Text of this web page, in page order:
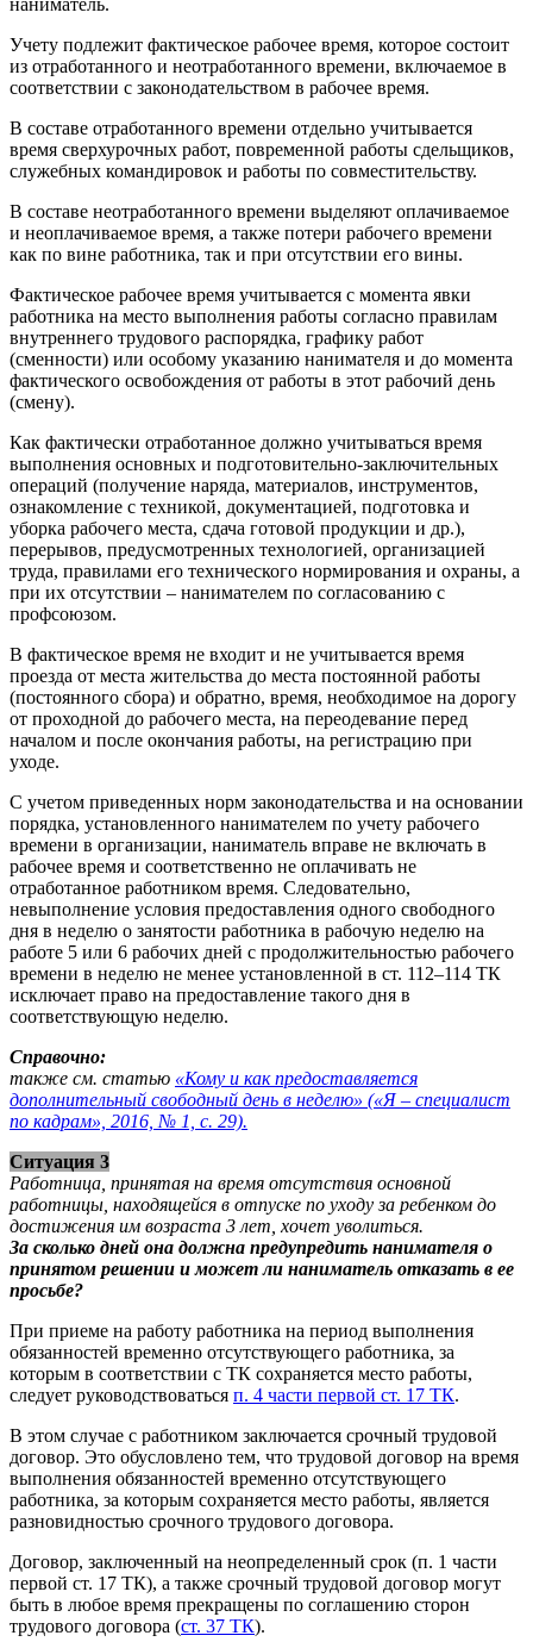
Учету подлежит фактическое рабочее время, которое состоит
из отработанного и неотработанного времени, включаемое в
соответствии с законодательством в рабочее время.
В составе отработанного времени отдельно учитывается
время сверхурочных работ, повременной работы сдельщиков,
служебных командировок и работы по совместительству.
В составе неотработанного времени выделяют оплачиваемое
и неоплачиваемое время, а также потери рабочего времени
как по вине работника, так и при отсутствии его вины.
Фактическое рабочее время учитывается с момента явки
работника на место выполнения работы согласно правилам
внутреннего трудового распорядка, графику работ
(сменности) или особому указанию нанимателя и до момента
фактического освобождения от работы в этот рабочий день
(смену).
Как фактически отработанное должно учитываться время
выполнения основных и подготовительно-заключительных
операций (получение наряда, материалов, инструментов,
ознакомление с техникой, документацией, подготовка и
уборка рабочего места, сдача готовой продукции и др.),
перерывов, предусмотренных технологией, организацией
труда, правилами его технического нормирования и охраны, а
при их отсутствии – нанимателем по согласованию с
профсоюзом.
В фактическое время не входит и не учитывается время
проезда от места жительства до места постоянной работы
(постоянного сбора) и обратно, время, необходимое на дорогу
от проходной до рабочего места, на переодевание перед
началом и после окончания работы, на регистрацию при
уходе.
С учетом приведенных норм законодательства и на основании
порядка, установленного нанимателем по учету рабочего
времени в организации, наниматель вправе не включать в
рабочее время и соответственно не оплачивать не
отработанное работником время. Следовательно,
невыполнение условия предоставления одного свободного
дня в неделю о занятости работника в рабочую неделю на
работе 5 или 6 рабочих дней с продолжительностью рабочего
времени в неделю не менее установленной в ст. 112–114 ТК
исключает право на предоставление такого дня в
соответствующую неделю.
Справочно:
также см. статью «Кому и как предоставляется
дополнительный свободный день в неделю» («Я – специалист
по кадрам», 2016, № 1, с. 29).
Ситуация 3
Работница, принятая на время отсутствия основной
работницы, находящейся в отпуске по уходу за ребенком до
достижения им возраста 3 лет, хочет уволиться.
За сколько дней она должна предупредить нанимателя о
принятом решении и может ли наниматель отказать в ее
просьбе?
При приеме на работу работника на период выполнения
обязанностей временно отсутствующего работника, за
которым в соответствии с ТК сохраняется место работы,
следует руководствоваться п. 4 части первой ст. 17 ТК.
В этом случае с работником заключается срочный трудовой
договор. Это обусловлено тем, что трудовой договор на время
выполнения обязанностей временно отсутствующего
работника, за которым сохраняется место работы, является
разновидностью срочного трудового договора.
Договор, заключенный на неопределенный срок (п. 1 части
первой ст. 17 ТК), а также срочный трудовой договор могут
быть в любое время прекращены по соглашению сторон
трудового договора (ст. 37 ТК).